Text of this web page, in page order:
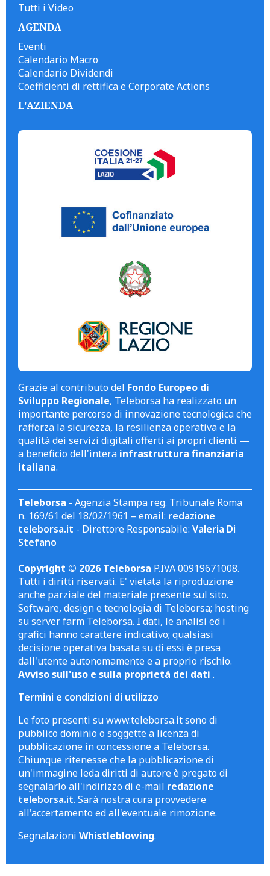
Tutti i Video
AGENDA
Eventi
Calendario Macro
Calendario Dividendi
Coefficienti di rettifica e Corporate Actions
L'AZIENDA
Grazie al contributo del Fondo Europeo di
Sviluppo Regionale, Teleborsa ha realizzato un
importante percorso di innovazione tecnologica che
rafforza la sicurezza, la resilienza operativa e la
qualità dei servizi digitali offerti ai propri clienti —
a beneficio dell'intera infrastruttura finanziaria
italiana.
Teleborsa - Agenzia Stampa reg. Tribunale Roma
n. 169/61 del 18/02/1961 – email: redazione
teleborsa.it - Direttore Responsabile: Valeria Di
Stefano
Copyright © 2026 Teleborsa P.IVA 00919671008.
Tutti i diritti riservati. E' vietata la riproduzione
anche parziale del materiale presente sul sito.
Software, design e tecnologia di Teleborsa; hosting
su server farm Teleborsa. I dati, le analisi ed i
grafici hanno carattere indicativo; qualsiasi
decisione operativa basata su di essi è presa
dall'utente autonomamente e a proprio rischio.
Avviso sull'uso e sulla proprietà dei dati .
Termini e condizioni di utilizzo
Le foto presenti su www.teleborsa.it sono di
pubblico dominio o soggette a licenza di
pubblicazione in concessione a Teleborsa.
Chiunque ritenesse che la pubblicazione di
un'immagine leda diritti di autore è pregato di
segnalarlo all'indirizzo di e-mail redazione
teleborsa.it. Sarà nostra cura provvedere
all'accertamento ed all'eventuale rimozione.
Segnalazioni Whistleblowing.